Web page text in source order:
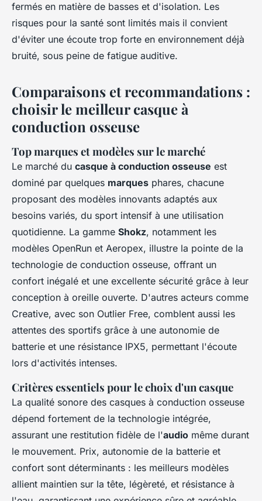
fermés en matière de basses et d'isolation. Les
risques pour la santé sont limités mais il convient
d'éviter une écoute trop forte en environnement déjà
bruité, sous peine de fatigue auditive.
Comparaisons et recommandations :
choisir le meilleur casque à
conduction osseuse
Top marques et modèles sur le marché
Le marché du casque à conduction osseuse est
dominé par quelques marques phares, chacune
proposant des modèles innovants adaptés aux
besoins variés, du sport intensif à une utilisation
quotidienne. La gamme Shokz, notamment les
modèles OpenRun et Aeropex, illustre la pointe de la
technologie de conduction osseuse, offrant un
confort inégalé et une excellente sécurité grâce à leur
conception à oreille ouverte. D'autres acteurs comme
Creative, avec son Outlier Free, comblent aussi les
attentes des sportifs grâce à une autonomie de
batterie et une résistance IPX5, permettant l'écoute
lors d'activités intenses.
Critères essentiels pour le choix d'un casque
La qualité sonore des casques à conduction osseuse
dépend fortement de la technologie intégrée,
assurant une restitution fidèle de l'audio même durant
le mouvement. Prix, autonomie de la batterie et
confort sont déterminants : les meilleurs modèles
allient maintien sur la tête, légèreté, et résistance à